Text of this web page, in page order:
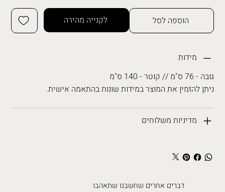
הוספה לסל לקנייה מהירה
מידות
גובה - 76 ס"מ // קוטר - 140 ס"מ
ניתן להזמין את המוצר במידות שונות בהתאמה אישית.
מדיניות משלוחים
דברים אחרים שחשבנו שתאהבו